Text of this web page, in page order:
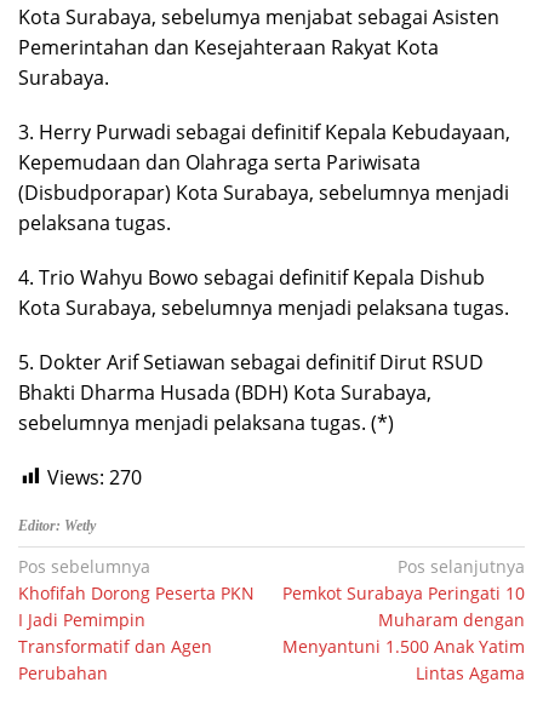
Kota Surabaya, sebelumya menjabat sebagai Asisten
Pemerintahan dan Kesejahteraan Rakyat Kota
Surabaya.
3. Herry Purwadi sebagai definitif Kepala Kebudayaan,
Kepemudaan dan Olahraga serta Pariwisata
(Disbudporapar) Kota Surabaya, sebelumnya menjadi
pelaksana tugas.
4. Trio Wahyu Bowo sebagai definitif Kepala Dishub
Kota Surabaya, sebelumnya menjadi pelaksana tugas.
5. Dokter Arif Setiawan sebagai definitif Dirut RSUD
Bhakti Dharma Husada (BDH) Kota Surabaya,
sebelumnya menjadi pelaksana tugas. (*)
Views: 270
Editor: Wetly
Navigasi
pos
Pos sebelumnya
Khofifah Dorong Peserta PKN
I Jadi Pemimpin
Transformatif dan Agen
Perubahan
Pos selanjutnya
Pemkot Surabaya Peringati 10
Muharam dengan
Menyantuni 1.500 Anak Yatim
Lintas Agama